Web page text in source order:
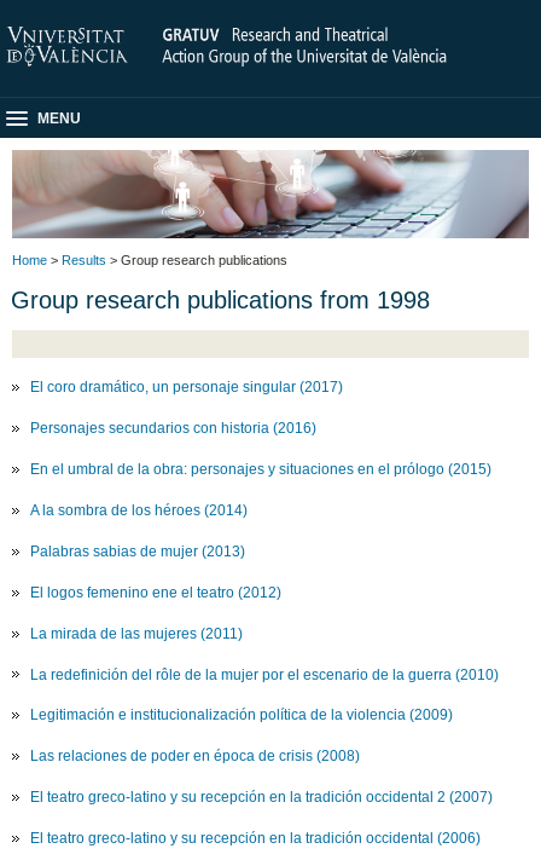
MENU
Home > Results > Group research publications
Group research publications from 1998
El coro dramático, un personaje singular (2017)
Personajes secundarios con historia (2016)
En el umbral de la obra: personajes y situaciones en el prólogo (2015)
A la sombra de los héroes (2014)
Palabras sabias de mujer (2013)
El logos femenino ene el teatro (2012)
La mirada de las mujeres (2011)
La redefinición del rôle de la mujer por el escenario de la guerra (2010)
Legitimación e institucionalización política de la violencia (2009)
Las relaciones de poder en época de crisis (2008)
El teatro greco-latino y su recepción en la tradición occidental 2 (2007)
El teatro greco-latino y su recepción en la tradición occidental (2006)